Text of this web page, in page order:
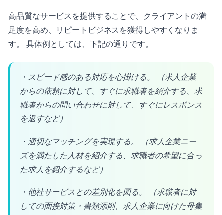
高品質なサービスを提供することで、クライアントの満
足度を高め、リピートビジネスを獲得しやすくなりま
す。 具体例としては、下記の通りです。
・スピード感のある対応を心掛ける。 （求人企業
からの依頼に対して、すぐに求職者を紹介する、求
職者からの問い合わせに対して、すぐにレスポンス
を返すなど）
・適切なマッチングを実現する。 （求人企業ニー
ズを満たした人材を紹介する、求職者の希望に合っ
た求人を紹介するなど）
・他社サービスとの差別化を図る。 （求職者に対
しての面接対策・書類添削、求人企業に向けた母集